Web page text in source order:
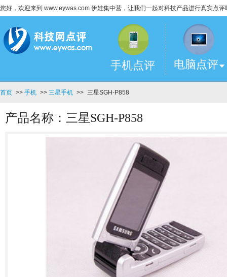
您好，欢迎来到 www.eywas.com 伊娃集中营，让我们一起对科技产品进行真实点评
手机点评 电脑点评
首页 >> 手机 >> 三星手机 >> 三星SGH-P858
产品名称：三星SGH-P858